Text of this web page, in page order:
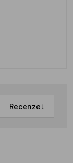
Recenze↓